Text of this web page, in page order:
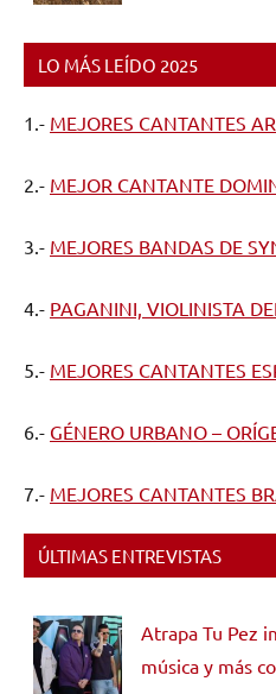
LO MÁS LEÍDO 2025
1.- MEJORES CANTANTES
2.- MEJOR CANTANTE
3.- MEJORES BANDAS DE
4.- PAGANINI, VIOLINISTA
5.- MEJORES CANTANTES
6.- GÉNERO URBANO –
7.- MEJORES CANTANTES
ÚLTIMAS ENTREVISTAS
Atrapa Tu Pez
música y más